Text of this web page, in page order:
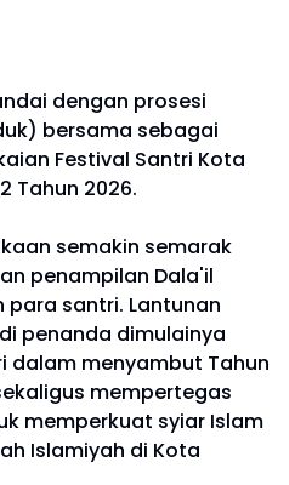
dengan prosesi
bersama sebagai
Festival Santri Kota
Tahun 2026.
semakin semarak
penampilan Dala'il
santri. Lantunan
penanda dimulainya
dalam menyambut Tahun
mempertegas
memperkuat syiar Islam
Islamiyah di Kota